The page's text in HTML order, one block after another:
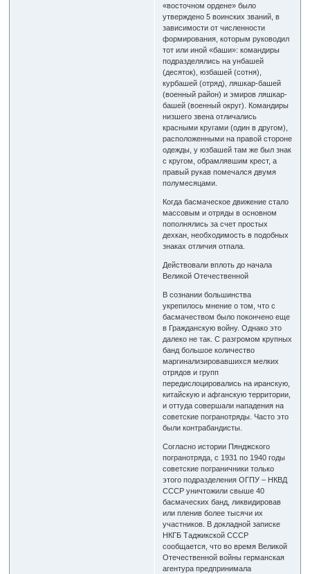
«восточном ордене» было
утверждено 5 воинских званий, в
зависимости от численности
формирования, которым руководил
тот или иной «баши»: командиры
подразделялись на унбашей
(десяток), юзбашей (сотня),
курбашей (отряд), ляшкар-башей
(военный район) и эмиров ляшкар-
башей (военный округ). Командиры
низшего звена отличались
красными кругами (один в другом),
расположенными на правой стороне
одежды, у юзбашей там же был знак
с кругом, обрамлявшим крест, а
правый рукав помечался двумя
полумесяцами.
Когда басмаческое движение стало
массовым и отряды в основном
пополнялись за счет простых
дехкан, необходимость в подобных
знаках отличия отпала.
Действовали вплоть до начала
Великой Отечественной
В сознании большинства
укрепилось мнение о том, что с
басмачеством было покончено еще
в Гражданскую войну. Однако это
далеко не так. С разгромом крупных
банд большое количество
маргинализировавшихся мелких
отрядов и групп
передислоцировались на иранскую,
китайскую и афганскую территории,
и оттуда совершали нападения на
советские погранотряды. Часто это
были контрабандисты.
Согласно истории Пянджского
погранотряда, с 1931 по 1940 годы
советские пограничники только
этого подразделения ОГПУ – НКВД
СССР уничтожили свыше 40
басмаческих банд, ликвидировав
или пленив более тысячи их
участников. В докладной записке
НКГБ Таджикской СССР
сообщается, что во время Великой
Отечественной войны германская
агентура предпринимала